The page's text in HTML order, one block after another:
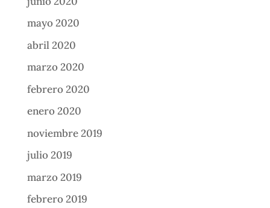
mayo 2020
abril 2020
marzo 2020
febrero 2020
enero 2020
noviembre 2019
julio 2019
marzo 2019
febrero 2019